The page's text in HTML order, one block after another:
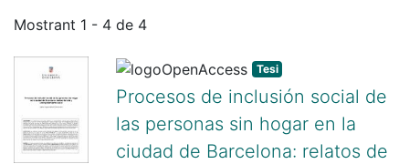
Enviaments recents
Mostrant 1 - 4 de 4
Tesi
Procesos de inclusión social de
las personas sin hogar en la
ciudad de Barcelona: relatos de